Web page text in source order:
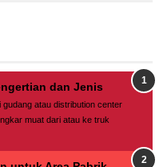
dan Jenis
atau distribution center
muat dari atau ke truk